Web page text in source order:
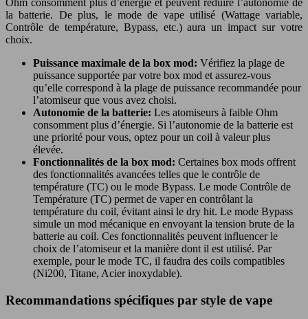
Ohm consomment plus d’énergie et peuvent réduire l’autonomie de
la batterie. De plus, le mode de vape utilisé (Wattage variable,
Contrôle de température, Bypass, etc.) aura un impact sur votre
choix.
Puissance maximale de la box mod: Vérifiez la plage de
puissance supportée par votre box mod et assurez-vous
qu’elle correspond à la plage de puissance recommandée pour
l’atomiseur que vous avez choisi.
Autonomie de la batterie: Les atomiseurs à faible Ohm
consomment plus d’énergie. Si l’autonomie de la batterie est
une priorité pour vous, optez pour un coil à valeur plus
élevée.
Fonctionnalités de la box mod: Certaines box mods offrent
des fonctionnalités avancées telles que le contrôle de
température (TC) ou le mode Bypass. Le mode Contrôle de
Température (TC) permet de vaper en contrôlant la
température du coil, évitant ainsi le dry hit. Le mode Bypass
simule un mod mécanique en envoyant la tension brute de la
batterie au coil. Ces fonctionnalités peuvent influencer le
choix de l’atomiseur et la manière dont il est utilisé. Par
exemple, pour le mode TC, il faudra des coils compatibles
(Ni200, Titane, Acier inoxydable).
Recommandations spécifiques par style de vape